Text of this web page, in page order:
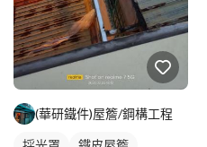
(華研鐵件)屋簷/鋼構工程